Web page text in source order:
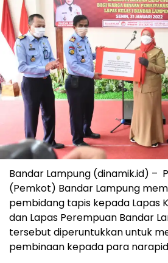
Bandar Lampung (dinamik.id) –
(Pemkot) Bandar Lampung
pembidang tapis kepada Lapas
dan Lapas Perempuan Bandar
tersebut diperuntukkan untuk
pembinaan kepada para